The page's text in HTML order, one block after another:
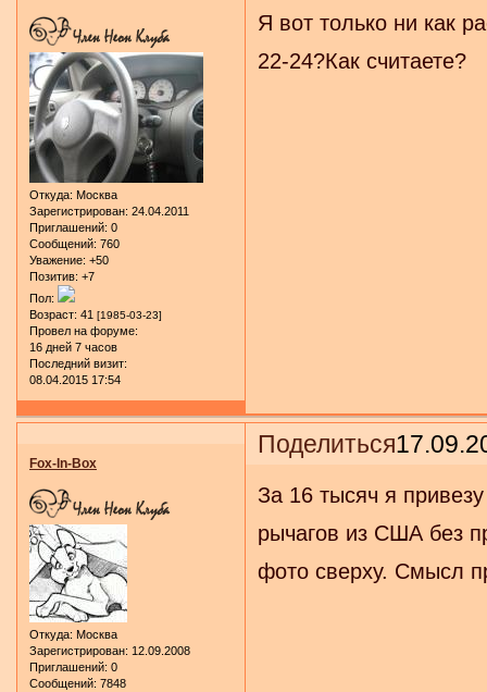
Откуда: Москва
Зарегистрирован: 24.04.2011
Приглашений: 0
Сообщений: 760
Уважение: +50
Позитив: +7
Пол:
Возраст: 41 [1985-03-23]
Провел на форуме:
16 дней 7 часов
Последний визит:
08.04.2015 17:54
Я вот только ни как
22-24?Как считаете?
Поделиться
Fox-In-Box
Откуда: Москва
Зарегистрирован: 12.09.2008
Приглашений: 0
Сообщений: 7848
За 16 тысяч я
рычагов из США без
фото сверху. Смысл